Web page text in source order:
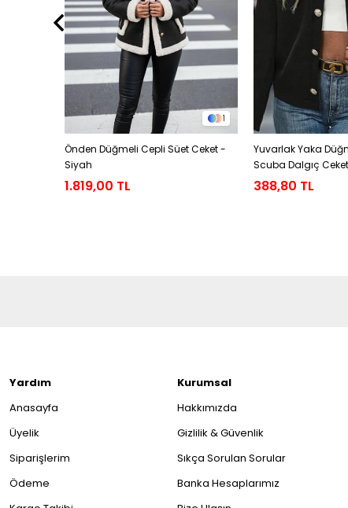
1
Önden Düğmeli Cepli Süet Ceket -
Siyah
1.819,00 TL
Yuvarlak Yaka
Scuba Dalgıç
388,80 TL
Yardım
Anasayfa
Üyelik
Siparişlerim
Ödeme
Kurumsal
Hakkımızda
Gizlilik & Güvenlik
Sıkça Sorulan Sorular
Banka Hesaplarımız